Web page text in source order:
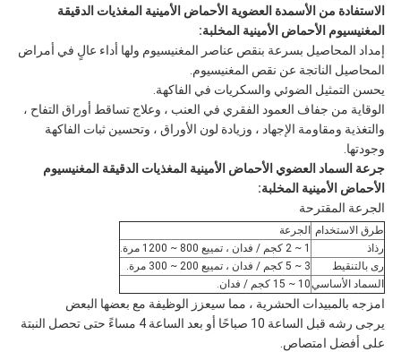
الاستفادة من الأسمدة العضوية الأحماض الأمينية المغذيات الدقيقة
المغنيسيوم الأحماض الأمينية المخلبة:
إمداد المحاصيل بسرعة بنقص عناصر المغنيسيوم ولها أداء عالٍ في أمراض
المحاصيل الناتجة عن نقص المغنيسيوم.
يحسن التمثيل الضوئي والسكريات في الفاكهة.
الوقاية من جفاف العمود الفقري في العنب ، وعلاج تساقط أوراق التفاح ،
والتغذية ومقاومة الإجهاد ، وزيادة لون الأوراق ، وتحسين ثبات الفاكهة
وجودتها.
جرعة السماد العضوي الأحماض الأمينية المغذيات الدقيقة المغنيسيوم
الأحماض الأمينية المخلبة:
الجرعة المقترحة
طرق الاستخدام
الجرعة
رذاذ
1 ~ 2 كجم / فدان ، تمييع 800 ~ 1200 مرة.
رى بالتنقيط
3 ~ 5 كجم / فدان ، تمييع 200 ~ 300 مرة.
السماد الأساسي10 ~ 15 كجم / فدان.
امزجه بالمبيدات الحشرية ، مما سيعزز الوظيفة مع بعضها البعض
يرجى رشه قبل الساعة 10 صباحًا أو بعد الساعة 4 مساءً حتى تحصل النبتة
على أفضل امتصاص.